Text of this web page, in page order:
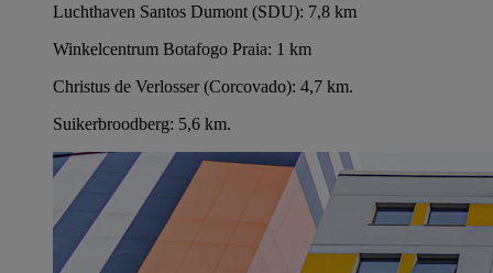
Luchthaven Santos Dumont (SDU): 7,8 km
Winkelcentrum Botafogo Praia: 1 km
Christus de Verlosser (Corcovado): 4,7 km.
Suikerbroodberg: 5,6 km.